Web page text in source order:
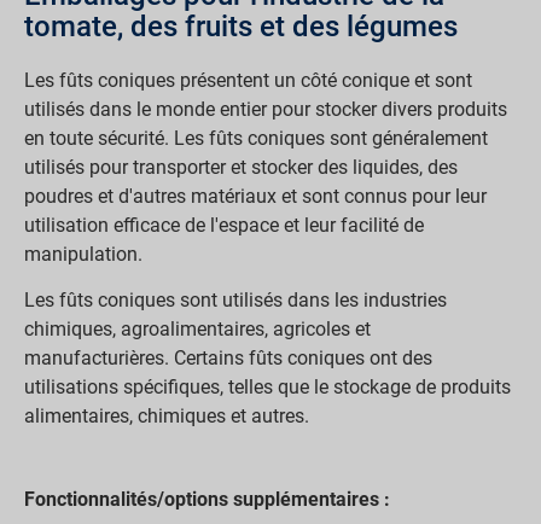
tomate, des fruits et des légumes
Les fûts coniques présentent un côté conique et sont
utilisés dans le monde entier pour stocker divers produits
en toute sécurité. Les fûts coniques sont généralement
utilisés pour transporter et stocker des liquides, des
poudres et d'autres matériaux et sont connus pour leur
utilisation efficace de l'espace et leur facilité de
manipulation.
Les fûts coniques sont utilisés dans les industries
chimiques, agroalimentaires, agricoles et
manufacturières. Certains fûts coniques ont des
utilisations spécifiques, telles que le stockage de produits
alimentaires, chimiques et autres.
Fonctionnalités/options supplémentaires :